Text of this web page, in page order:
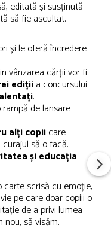
editată și susținută
să fie ascultat.
și le oferă încredere
vânzarea cărții vor fi
edițiia concursului
.
de lansare
alți copiicare
să o facă.
și educația
scrisă cu emoție,
pe care doar copiii o
de a privi lumea
nou, să visăm.